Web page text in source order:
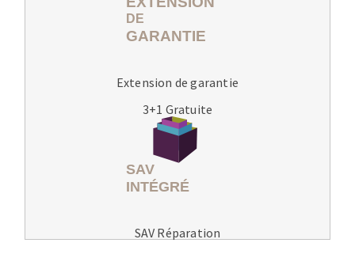
Extension de garantie
3+1 Gratuite
SAV Réparation